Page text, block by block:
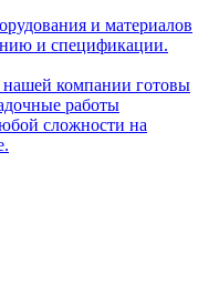
и материалов
и спецификации.
компании готовы
работы
сложности на